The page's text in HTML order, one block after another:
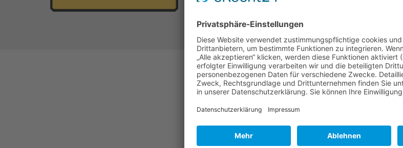
Unsere Standorte auf der
Feedback der